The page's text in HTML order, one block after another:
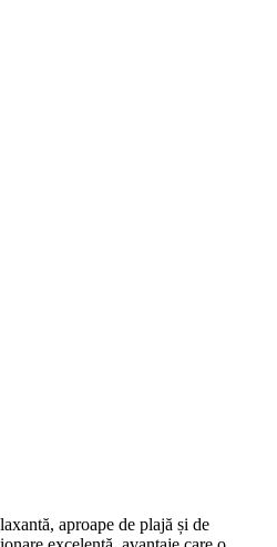
aproape de plajă și de